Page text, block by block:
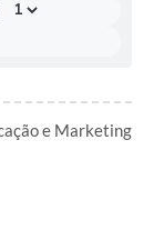
e Marketing